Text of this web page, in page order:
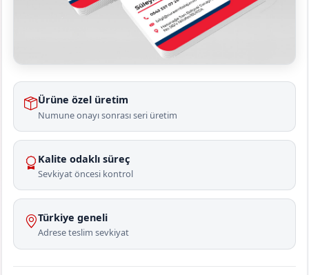
Ürüne özel üretim
Numune onayı sonrası seri üretim
Kalite odaklı süreç
Sevkiyat öncesi kontrol
Türkiye geneli
Adrese teslim sevkiyat